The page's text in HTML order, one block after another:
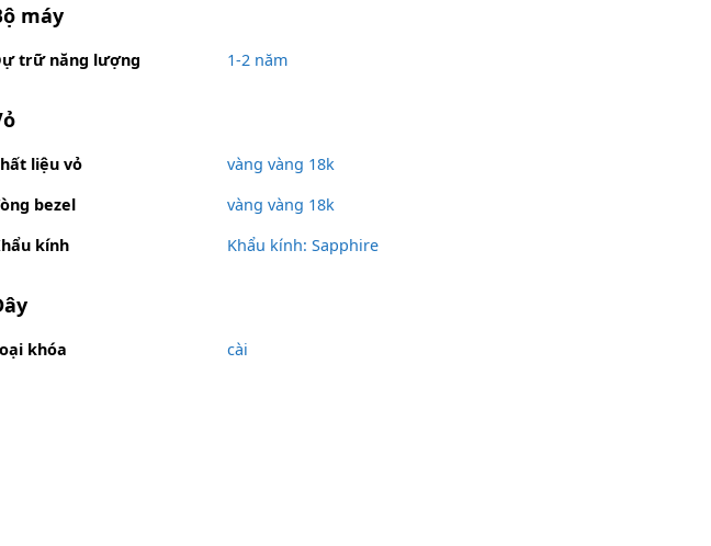
máy
trữ năng lượng 1-2 năm
liệu vỏ
vàng vàng 18k
bezel
vàng vàng 18k
kính
Khẩu kính: Sapphire
khóa cài